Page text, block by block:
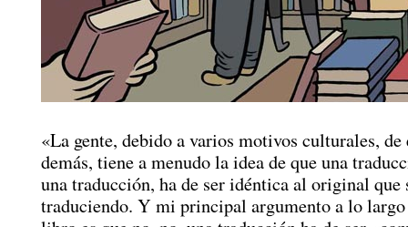
«La gente, debido a varios motivos culturales, de
demás, tiene a menudo la idea de que una
una traducción, ha de ser idéntica al original que
traduciendo. Y mi principal argumento a lo